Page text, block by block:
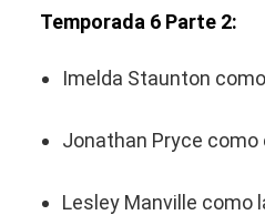
Temporada 6 Parte 2:
Imelda Staunton
Jonathan Pryce como
Lesley Manville como